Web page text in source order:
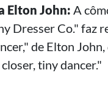
Elton John: A
Dresser Co." faz
de Elton
tiny dancer."